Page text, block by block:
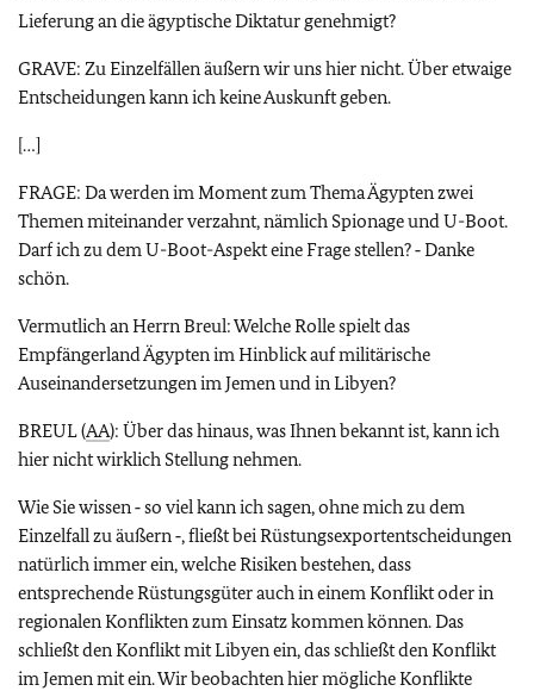
Lieferung an die ägyptische Diktatur genehmigt?
GRAVE: Zu Einzelfällen äußern wir uns hier nicht. Über etwaige
Entscheidungen kann ich keine Auskunft geben.
[…]
FRAGE: Da werden im Moment zum Thema Ägypten zwei
Themen miteinander verzahnt, nämlich Spionage und U-Boot.
Darf ich zu dem U-Boot-Aspekt eine Frage stellen? ‑ Danke
schön.
Vermutlich an Herrn Breul: Welche Rolle spielt das
Empfängerland Ägypten im Hinblick auf militärische
Auseinandersetzungen im Jemen und in Libyen?
BREUL (AA): Über das hinaus, was Ihnen bekannt ist, kann ich
hier nicht wirklich Stellung nehmen.
Wie Sie wissen ‑ so viel kann ich sagen, ohne mich zu dem
Einzelfall zu äußern ‑, fließt bei Rüstungsexportentscheidungen
natürlich immer ein, welche Risiken bestehen, dass
entsprechende Rüstungsgüter auch in einem Konflikt oder in
regionalen Konflikten zum Einsatz kommen können. Das
schließt den Konflikt mit Libyen ein, das schließt den Konflikt
im Jemen mit ein. Wir beobachten hier mögliche Konflikte